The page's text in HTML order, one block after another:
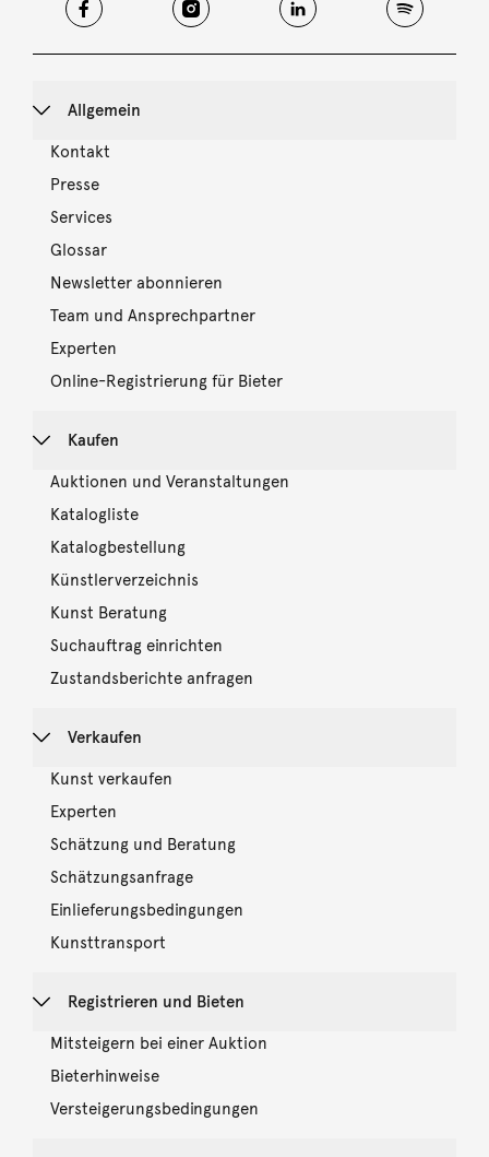
Allgemein
Kontakt
Presse
Services
Glossar
Newsletter abonnieren
Team und Ansprechpartner
Experten
Online-Registrierung für Bieter
Kaufen
Auktionen und Veranstaltungen
Katalogliste
Katalogbestellung
Künstlerverzeichnis
Kunst Beratung
Suchauftrag einrichten
Zustandsberichte anfragen
Verkaufen
Kunst verkaufen
Experten
Schätzung und Beratung
Schätzungsanfrage
Einlieferungsbedingungen
Kunsttransport
Registrieren und Bieten
Mitsteigern bei einer Auktion
Bieterhinweise
Versteigerungsbedingungen